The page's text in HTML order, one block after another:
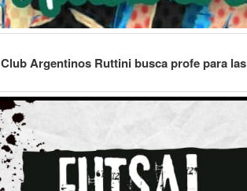
Club Argentinos Ruttini busca profe para